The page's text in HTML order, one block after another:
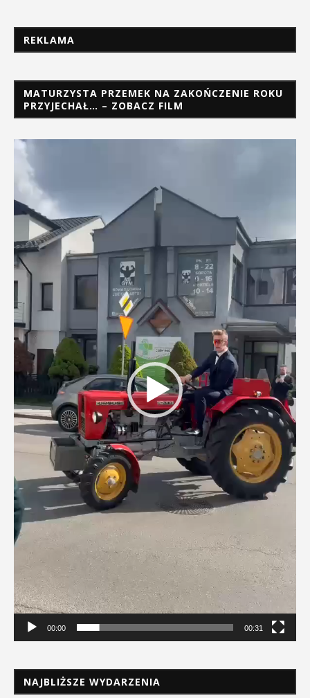
REKLAMA
MATURZYSTA PRZEMEK NA ZAKOŃCZENIE ROKU
PRZYJECHAŁ… – ZOBACZ FILM
Odtwarzacz
00:00 00:31
NAJBLIŻSZE WYDARZENIA